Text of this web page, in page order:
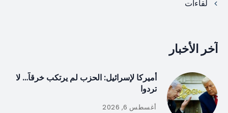
لقاءات
آخر الأخبار
أميركا لإسرائيل: الحزب لم يرتكب خرقاً… لا
تردوا
أغسطس 6, 2026